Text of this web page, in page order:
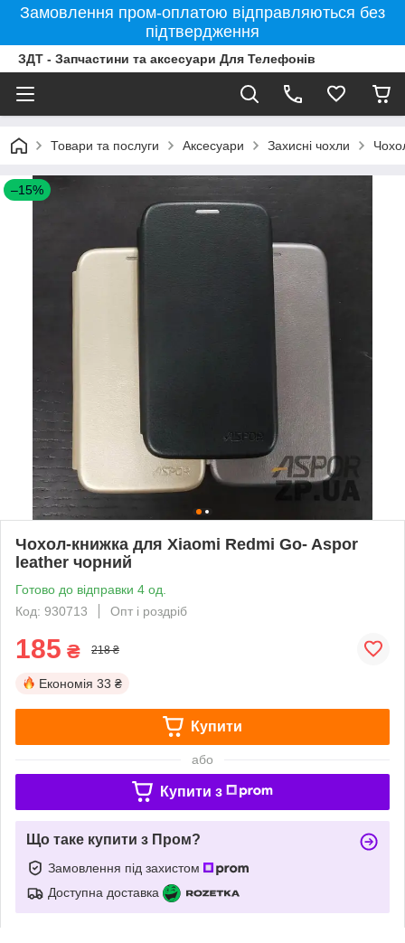
Замовлення пром-оплатою відправляються без
підтвердження
ЗДТ - Запчастини та аксесуари Для Телефонів
Товари та послуги Аксесуари Захисні чохли
–15%
Чохол-книжка для Xiaomi Redmi Go- Aspor
leather чорний
Готово до відправки 4 од.
Код: 930713
Опт і роздріб
185 ₴ 218 ₴
Економія 33 ₴
Купити
або
Купити з
Що таке купити з Пром?
Замовлення під захистом
Доступна доставка